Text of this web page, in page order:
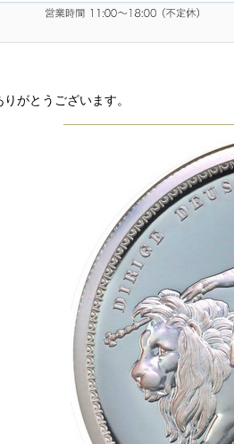
がとうございます。